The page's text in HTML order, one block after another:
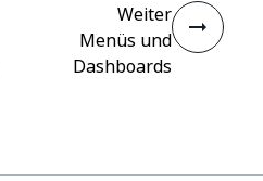
Weiter
Menüs und
Dashboards